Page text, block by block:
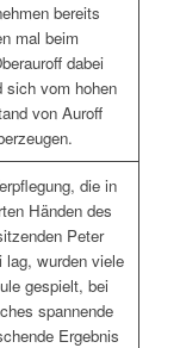
bereits
mal beim
dabei
sich vom hohen
von Auroff
die in
Händen des
Peter
lag, wurden viele
gespielt, bei
spannende
Ergebnis